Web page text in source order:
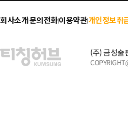
회사소개|문의전화|이용약관|개인정보취
(주) 금성출